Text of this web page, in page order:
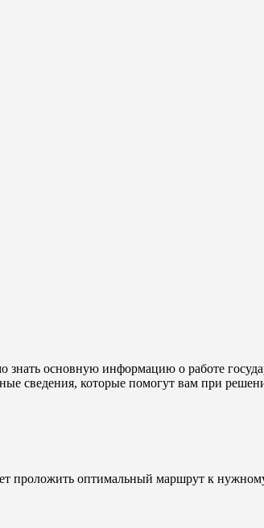
основную информацию о работе
сведения, которые помогут вам при
оптимальный маршрут к